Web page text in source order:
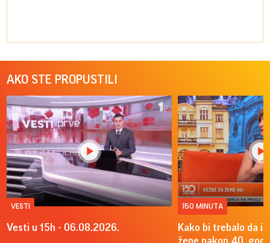
AKO STE PROPUSTILI
VESTI
Vesti u 15h - 06.08.2026.
150 MINUTA
Kako bi trebalo da
žene nakon 40.